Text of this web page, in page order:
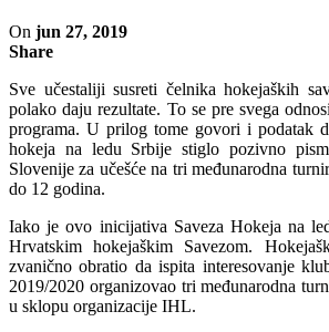
On jun 27, 2019
Share
Sve učestaliji susreti čelnika hokejaških
polako daju rezultate. To se pre svega
programa. U prilog tome govori i podatak
hokeja na ledu Srbije stiglo pozivno
Slovenije za učešće na tri međunarodna
do 12 godina.
Iako je ovo inicijativa Saveza Hokeja na
Hrvatskim hokejaškim Savezom.
zvanično obratio da ispita interesovanje
2019/2020 organizovao tri međunarodna
u sklopu organizacije IHL.